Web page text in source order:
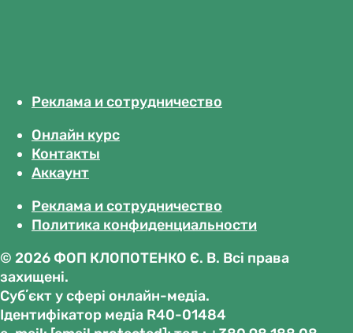
Реклама и сотрудничество
Онлайн курс
Контакты
Аккаунт
Реклама и сотрудничество
Политика конфиденциальности
© 2026 ФОП КЛОПОТЕНКО Є. В. Всі права
захищені.
Субʼєкт у сфері онлайн-медіа.
Ідентифікатор медіа R40-01484